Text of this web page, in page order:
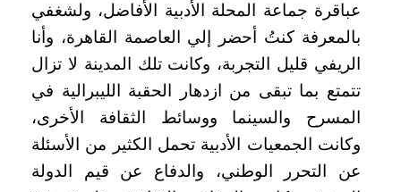
عباقرة جماعة المحلة الأدبية الأفاضل، ولشغفي
بالمعرفة كنتُ أحضر إلي العاصمة القاهرة، وأنا
الريفي قليل التجربة، وكانت تلك المدينة لا تزال
تتمتع بما تبقى من ازدهار الحقبة الليبرالية في
المسرح والسينما ووسائط الثقافة الأخرى،
وكانت الجمعيات الأدبية تحمل الكثير من الأسئلة
عن التحرر الوطني، والدفاع عن قيم الدولة